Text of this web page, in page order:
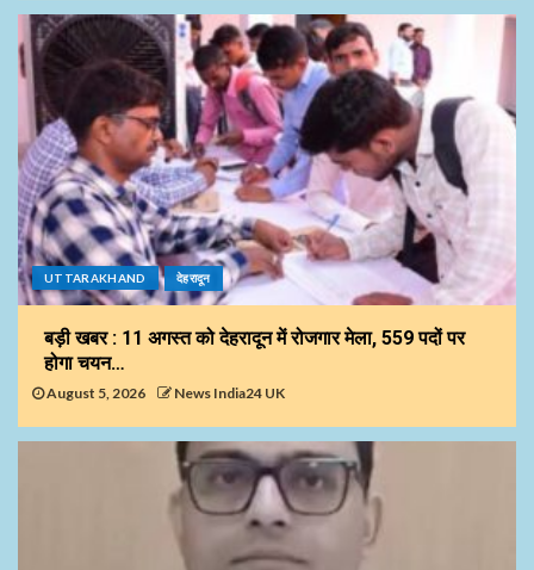
UTTARAKHAND देहरादून
बड़ी खबर : 11 अगस्त को देहरादून में रोजगार मेला, 559 पदों पर
होगा चयन…
August 5, 2026 News India24 UK